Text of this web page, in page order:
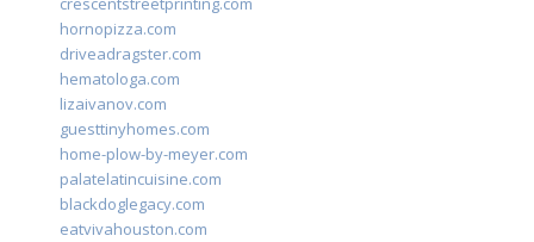
hornopizza.com
driveadragster.com
hematologa.com
lizaivanov.com
guesttinyhomes.com
home-plow-by-meyer.com
palatelatincuisine.com
blackdoglegacy.com
eatvivahouston.com